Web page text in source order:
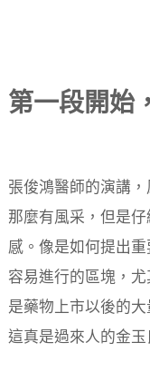
第一段開始
張俊鴻醫師的演講
那麼有風采，但是
感。像是如何提出
容易進行的區塊，
是藥物上市以後的
這真是過來人的金玉